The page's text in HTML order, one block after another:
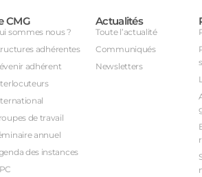
CMG
sommes nous ?
adhérentes
adhérent
de travail
annuel
des instances
Actualités
Toute l’actualité
Communiqués
Newsletters